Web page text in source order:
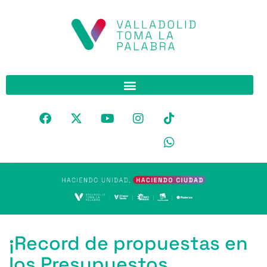
¡Record de propuestas en